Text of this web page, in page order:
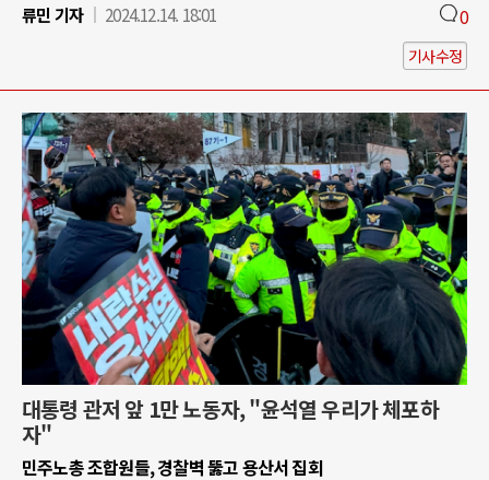
류민 기자
2024.12.14. 18:01 0
기사수정
대통령 관저 앞 1만 노동자, "윤석열 우리가 체포하
자"
민주노총 조합원들, 경찰벽 뚫고 용산서 집회